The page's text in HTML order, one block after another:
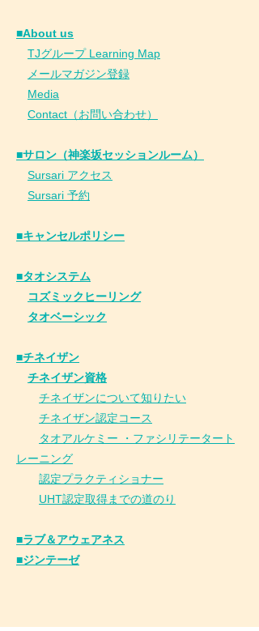
■About us
TJグループ Learning Map
メールマガジン登録
Media
Contact（お問い合わせ）
■サロン（神楽坂セッションルーム）
Sursari アクセス
Sursari 予約
​■キャンセルポリシー
■タオシステム
コズミックヒーリング
タオベーシック
■チネイザン
チネイザン資格
チネイザンについて知りたい
チネイザン認定コース
タオアルケミー ・ファシリテータート
レーニング
認定プラクティショナー
UHT認定取得までの道のり
■ラブ＆アウェアネス
■ジンテーゼ